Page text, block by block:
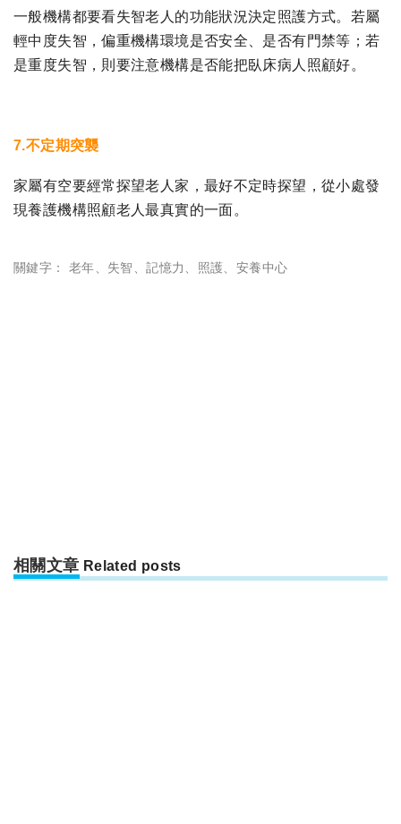
一般機構都要看失智老人的功能狀況決定照護方式。若屬
輕中度失智，偏重機構環境是否安全、是否有門禁等；若
是重度失智，則要注意機構是否能把臥床病人照顧好。
7.不定期突襲
家屬有空要經常探望老人家，最好不定時探望，從小處發
現養護機構照顧老人最真實的一面。
關鍵字： 老年 失智 、記憶力 照護 安養中心
相關文章 Related posts